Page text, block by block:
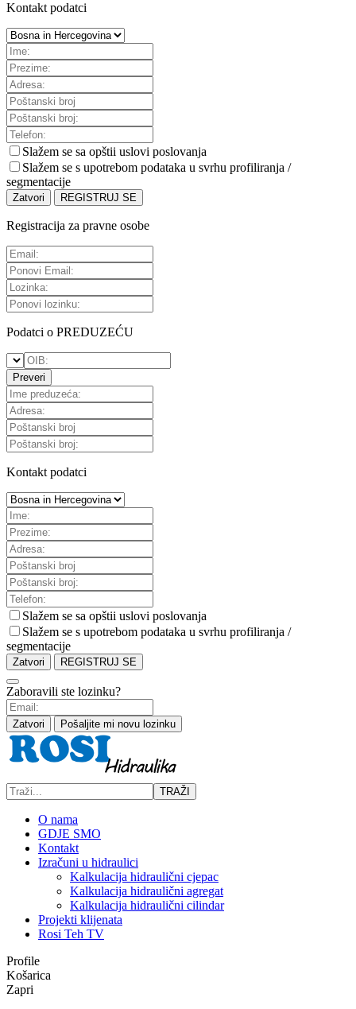
Kontakt podatci
Slažem se sa opštii uslovi poslovanja
Slažem se s upotrebom podataka u svrhu profiliranja /
segmentacije
Zatvori REGISTRUJ SE
Registracija za pravne osobe
Podatci o PREDUZEĆU
Preveri
Kontakt podatci
Slažem se sa opštii uslovi poslovanja
Slažem se s upotrebom podataka u svrhu profiliranja /
segmentacije
Zatvori REGISTRUJ SE
Zaboravili ste lozinku?
Zatvori Pošaljite mi novu lozinku
TRAŽI
O nama
GDJE SMO
Kontakt
Izračuni u hidraulici
Kalkulacija hidraulični cjepac
Kalkulacija hidraulični agregat
Kalkulacija hidraulični cilindar
Projekti klijenata
Rosi Teh TV
Profile
Košarica
Zapri